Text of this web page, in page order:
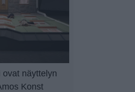
ovat näyttelyn
Konst